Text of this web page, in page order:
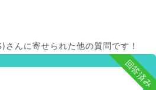
んに寄せられた他の質問です！
回答済み